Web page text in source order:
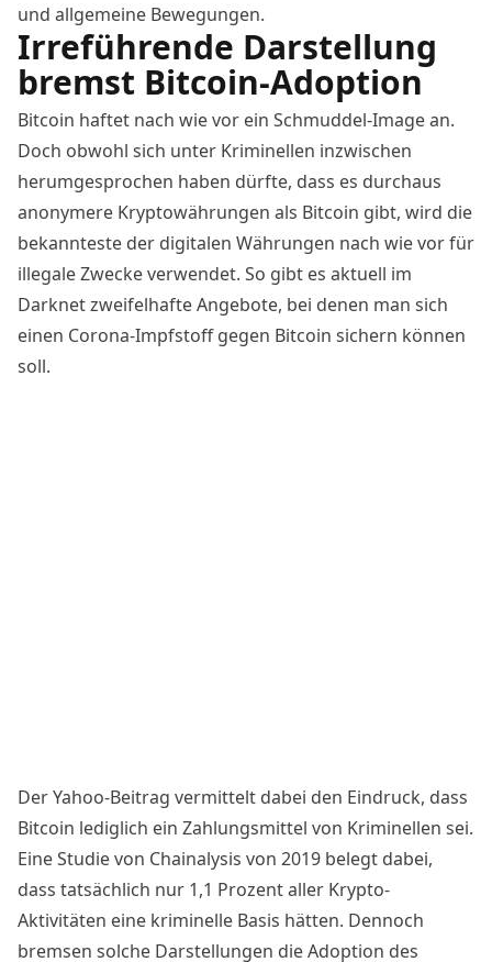
und allgemeine Bewegungen.
Irreführende Darstellung
bremst Bitcoin-Adoption
Bitcoin haftet nach wie vor ein Schmuddel-Image an.
Doch obwohl sich unter Kriminellen inzwischen
herumgesprochen haben dürfte, dass es durchaus
anonymere Kryptowährungen als Bitcoin gibt, wird die
bekannteste der digitalen Währungen nach wie vor für
illegale Zwecke verwendet. So gibt es aktuell im
Darknet zweifelhafte Angebote, bei denen man sich
einen Corona-Impfstoffgegen Bitcoin sichern können
soll.
Der Yahoo-Beitrag vermittelt dabei den Eindruck, dass
Bitcoin lediglich ein Zahlungsmittel von Kriminellen sei.
EineStudie von Chainalysis von 2019 belegt dabei,
dass tatsächlich nur 1,1 Prozent aller Krypto-
Aktivitäten eine kriminelle Basis hätten. Dennoch
bremsen solche Darstellungen die Adoption des